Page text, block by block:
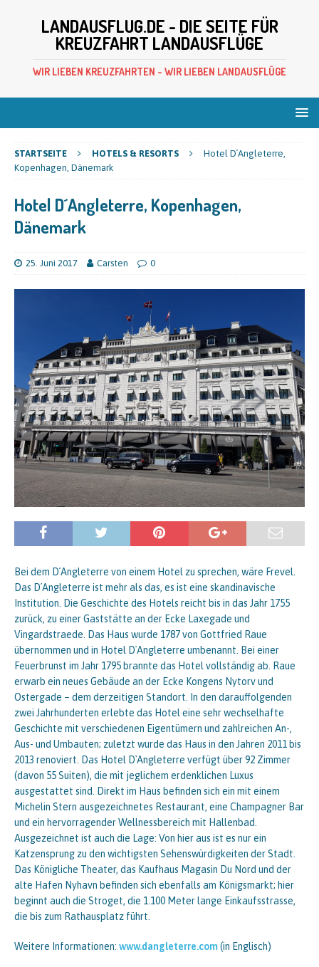
LANDAUSFLUG.DE - DIE SEITE FÜR
KREUZFAHRT LANDAUSFLÜGE
WIR LIEBEN KREUZFAHRTEN - WIR LIEBEN LANDAUSFLÜGE
STARTSEITE HOTELS & RESORTS
Hotel D´Angleterre,
Kopenhagen, Dänemark
Hotel D´Angleterre, Kopenhagen,
Dänemark
25. Juni 2017 Carsten 0
Bei dem D´Angleterre von einem Hotel zu sprechen, wäre Frevel.
Das D´Angleterre ist mehr als das, es ist eine skandinavische
Institution. Die Geschichte des Hotels reicht bis in das Jahr 1755
zurück, zu einer Gaststätte an der Ecke Laxegade und
Vingardstraede. Das Haus wurde 1787 von Gottfried Raue
übernommen und in Hotel D`Angleterre umbenannt. Bei einer
Feuerbrunst im Jahr 1795 brannte das Hotel vollständig ab. Raue
erwarb ein neues Gebäude an der Ecke Kongens Nytorv und
Ostergade – dem derzeitigen Standort. In den darauffolgenden
zwei Jahrhunderten erlebte das Hotel eine sehr wechselhafte
Geschichte mit verschiedenen Eigentümern und zahlreichen An-,
Aus- und Umbauten; zuletzt wurde das Haus in den Jahren 2011 bis
2013 renoviert. Das Hotel D`Angleterre verfügt über 92 Zimmer
(davon 55 Suiten), die mit jeglichem erdenklichen Luxus
ausgestattet sind. Direkt im Haus befinden sich ein mit einem
Michelin Stern ausgezeichnetes Restaurant, eine Champagner Bar
und ein hervorragender Wellnessbereich mit Hallenbad.
Ausgezeichnet ist auch die Lage: Von hier aus ist es nur ein
Katzensprung zu den wichtigsten Sehenswürdigkeiten der Stadt.
Das Königliche Theater, das Kaufhaus Magasin Du Nord und der
alte Hafen Nyhavn befinden sich ebenfalls am Königsmarkt; hier
beginnt auch die Stroget, die 1.100 Meter lange Einkaufsstrasse,
die bis zum Rathausplatz führt.
Weitere Informationen: www.dangleterre.com(in Englisch)